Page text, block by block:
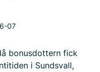
07
bonusdottern fick
i Sundsvall,